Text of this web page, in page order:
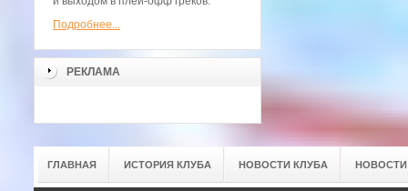
Подробнее...
РЕКЛАМА
ГЛАВНАЯ ИСТОРИЯ КЛУБА НОВОСТИ КЛУБА